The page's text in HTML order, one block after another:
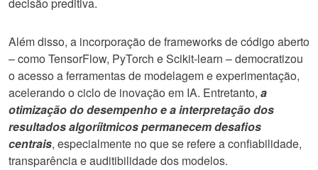
decisão preditiva.
Além disso, a incorporação de frameworks de código aberto
– como TensorFlow, PyTorch e Scikit-learn – democratizou
o acesso a ferramentas de modelagem e experimentação,
acelerando o ciclo de inovação em IA. Entretanto, a
otimização do desempenho e a interpretação dos
resultados algoríitmicos permanecem desafios
centrais, especialmente no que se refere a confiabilidade,
transparência e auditibilidade dos modelos.